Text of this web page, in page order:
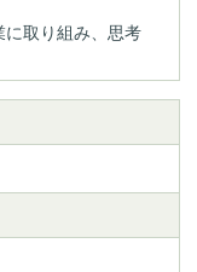
に取り組み、思考